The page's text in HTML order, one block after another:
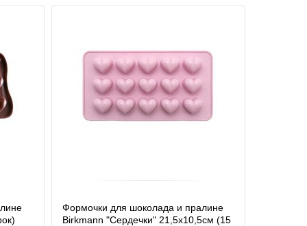
Формочки для шоколада и пралине
Birkmann "Сердечки" 21,5х10,5см (15